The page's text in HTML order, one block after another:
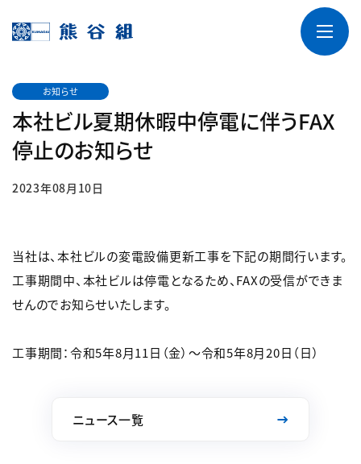
お知らせ
本社ビル夏期休暇中停電に伴うFAX
停止のお知らせ
2023年08月10日
当社は、本社ビルの変電設備更新工事を下記の期間行います。
工事期間中、本社ビルは停電となるため、FAXの受信ができま
せんのでお知らせいたします。
工事期間：令和5年8月11日（金）～令和5年8月20日（日）
ニュース一覧